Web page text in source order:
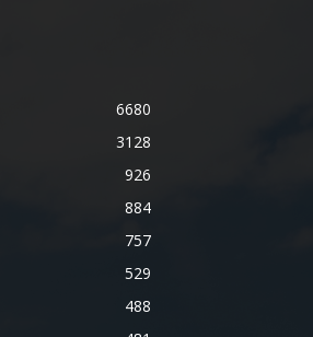
6680
3128
926
884
757
529
488